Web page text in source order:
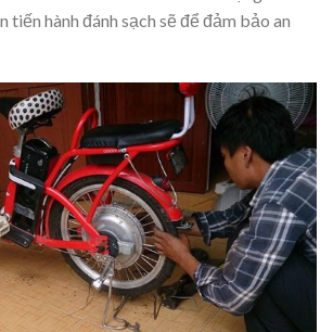
tiến hành đánh sạch sẽ để đảm bảo an